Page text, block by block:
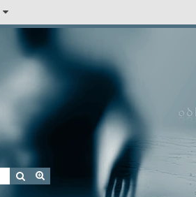
Szukaj Wyszukiwanie zaawansowane